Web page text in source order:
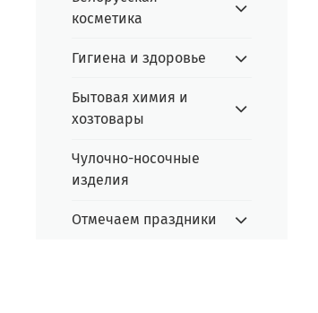
косметика
Гигиена и здоровье
Бытовая химия и
хозтовары
Чулочно-носочные
изделия
Отмечаем праздники